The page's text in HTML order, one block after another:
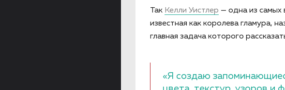
Так Келли Уистлер — одна из самых
известная как королева гламура,
главная задача которого
«Я создаю